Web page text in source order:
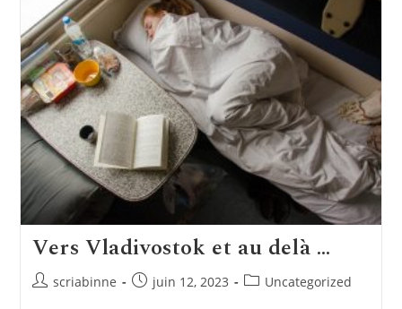
Vers Vladivostok et au delà …
Auteur/autrice
scriabinne
Publication
juin 12, 2023
PostUncategorized